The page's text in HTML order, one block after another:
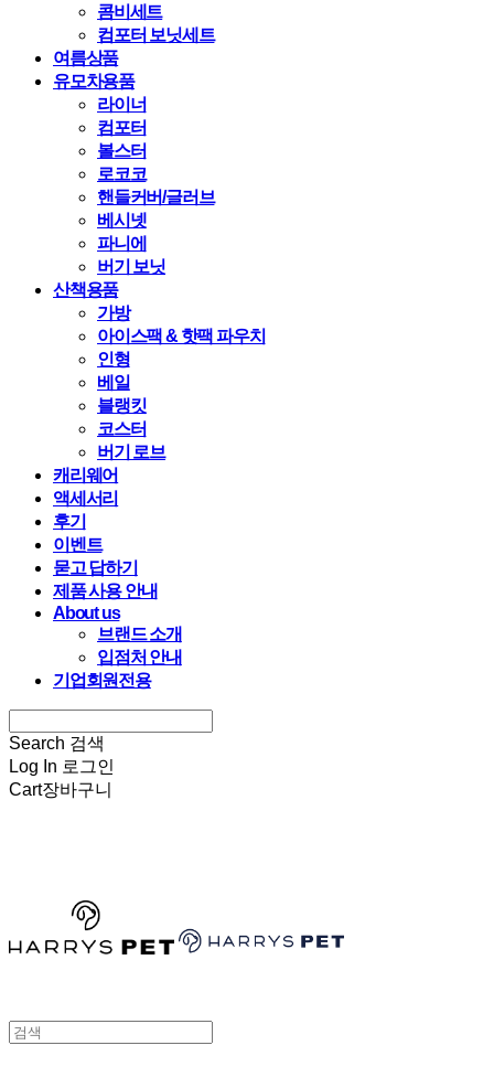
콤비세트
컴포터 보닛세트
여름상품
유모차용품
라이너
컴포터
볼스터
로코코
핸들커버/글러브
베시넷
파니에
버기 보닛
산책용품
가방
아이스팩 & 핫팩 파우치
인형
베일
블랭킷
코스터
버기 로브
캐리웨어
액세서리
후기
이벤트
묻고 답하기
제품 사용 안내
About us
브랜드 소개
입점처 안내
기업회원전용
Search 검색
Log In 로그인
Cart장바구니